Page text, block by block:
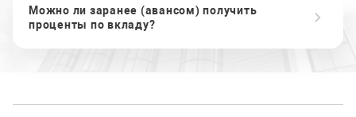
Можно ли заранее (авансом) получить
проценты по вкладу?